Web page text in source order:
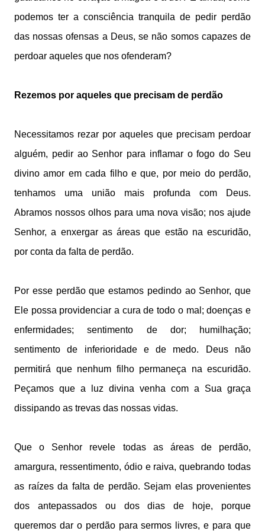
podemos ter a consciência tranquila de pedir perdão
das nossas ofensas a Deus, se não somos capazes de
perdoar aqueles que nos ofenderam?
Rezemos por aqueles que precisam de perdão
Necessitamos rezar por aqueles que precisam perdoar
alguém, pedir ao Senhor para inflamar o fogo do Seu
divino amor em cada filho e que, por meio do perdão,
tenhamos uma união mais profunda com Deus.
Abramos nossos olhos para uma nova visão; nos ajude
Senhor, a enxergar as áreas que estão na escuridão,
por conta da falta de perdão.
Por esse perdão que estamos pedindo ao Senhor, que
Ele possa providenciar a cura de todo o mal; doenças e
enfermidades; sentimento de dor; humilhação;
sentimento de inferioridade e de medo. Deus não
permitirá que nenhum filho permaneça na escuridão.
Peçamos que a luz divina venha com a Sua graça
dissipando as trevas das nossas vidas.
Que o Senhor revele todas as áreas de perdão,
amargura, ressentimento, ódio e raiva, quebrando todas
as raízes da falta de perdão. Sejam elas provenientes
dos antepassados ou dos dias de hoje, porque
queremos dar o perdão para sermos livres, e para que